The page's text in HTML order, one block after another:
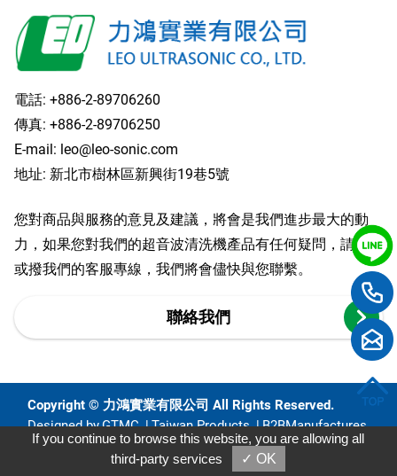
電話: +886-2-89706260
傳真: +886-2-89706250
E-mail: leo@leo-sonic.com
地址: 新北市樹林區新興街19巷5號
您對商品與服務的意見及建議，將會是我們進步最大的動
力，如果您對我們的超音波清洗機產品有任何疑問，請留言
或撥我們的客服專線，我們將會儘快與您聯繫。
聯絡我們
Copyright © 力鴻實業有限公司 All Rights Reserved.
Designed byGTMC Taiwan Products
B2BManufactures
B2BChinaSources
If you continue to browse this website, you are allowing all
third-party services
✓ OK